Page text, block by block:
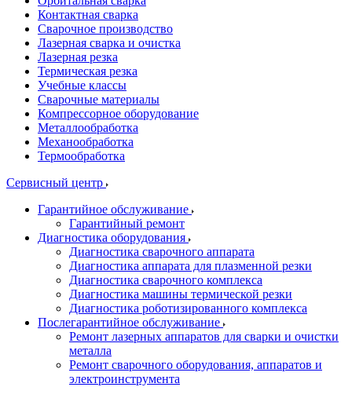
Контактная сварка
Сварочное производство
Лазерная сварка и очистка
Лазерная резка
Термическая резка
Учебные классы
Сварочные материалы
Компрессорное оборудование
Металлообработка
Механообработка
Термообработка
Сервисный центр
Гарантийное обслуживание
Гарантийный ремонт
Диагностика оборудования
Диагностика сварочного аппарата
Диагностика аппарата для плазменной резки
Диагностика сварочного комплекса
Диагностика машины термической резки
Диагностика роботизированного комплекса
Послегарантийное обслуживание
Ремонт лазерных аппаратов для сварки и очистки
металла
Ремонт сварочного оборудования, аппаратов и
электроинструмента